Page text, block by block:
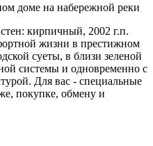
доме на набережной реки
кирпичный, 2002 г.п.
жизни в престижном
суеты, в близи зеленой
системы и одновременно с
Для вас - специальные
покупке, обмену и